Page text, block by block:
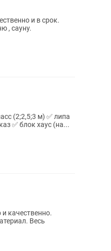
и в срок.
, сауну.
АВ (2;2,5;3 м) в наличии и на заказ ✅ кедр (1;1,5;2;2,5;3) в наличии и на заказ ✅ блок хаус (на...
качественно.
Весь